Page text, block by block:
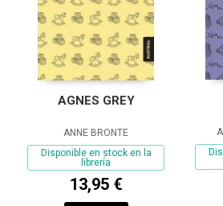
AGNES GREY
ANNE BRONTE
Disponible en stock en la
librería
13,95 €